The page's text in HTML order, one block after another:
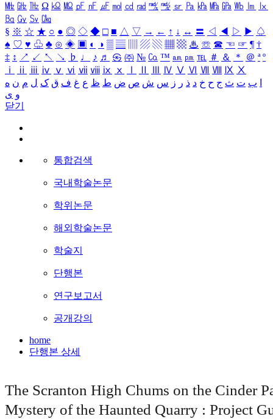
㎒ ㎓ ㎔ Ω ㏀ ㏁ ㎊ ㎋ ㎌ ㏖ ㏅ ㎭ ㎮ ㎯ ㏛ ㎩ ㎪ ㎫ ㎬ ㏝ ㏐
㏓
㏃ ㏉ ㏜ ㏆
§ ※ ☆ ★ ○ ● ◎ ◇ ◆ □ ■ △ ▽ → ← ↑ ↓ ↔ 〓 ◁ ◀ ▷ ▶ ♤
♠ ♡ ♥ ♧ ♣ ⊙ ◈ ▣ ◐ ◑ ▒ ▤ ▨ ▧ ▦ ▩ ♨ ☏ ☎ ☜ ☞ ¶ †
‡ ↕ ↗ ↙ ↖ ↘ ♭ ♩ ♪ ♬ ㉿ ㈜ № ㏇ ™ ㏂ ㏘ ℡ ＃ ＆ ＊ ＠ ª º
ⅰ
ⅱ ⅲ ⅳ ⅴ ⅵ ⅶ ⅷ ⅸ ⅹ Ⅳ Ⅴ Ⅵ Ⅶ Ⅷ Ⅸ Ⅹ
ب ت ث ج ح خ د ذ ر ز س ش ص ض ط ظ ع غ ف ق ک ل م ن ه
و ی
닫기
통합검색
국내학술논문
학위논문
해외학술논문
학술지
단행본
연구보고서
공개강의
home
단행본 상세
The Scranton High Chums on the Cinder
Mystery of the Haunted Quarry : Project